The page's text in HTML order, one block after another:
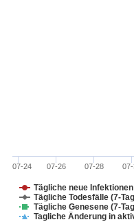
Tägliche neue
Tägliche Todesfälle (7-
Tägliche Genesene (7-
Tagliche Änderung in
07-24 07-26 07-28